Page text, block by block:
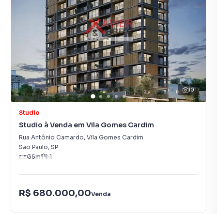
10
Studio
Studio à Venda em Vila Gomes Cardim
Rua Antônio Camardo, Vila Gomes Cardim
São Paulo, SP
35m² 1
R$ 680.000,00Venda